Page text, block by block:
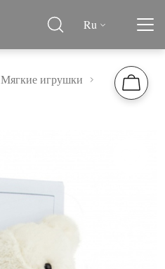
Ru
Мягкие игрушки